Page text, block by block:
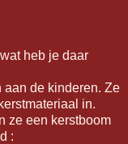
heb je daar
aan de kinderen. Ze
in.
ze een kerstboom
: